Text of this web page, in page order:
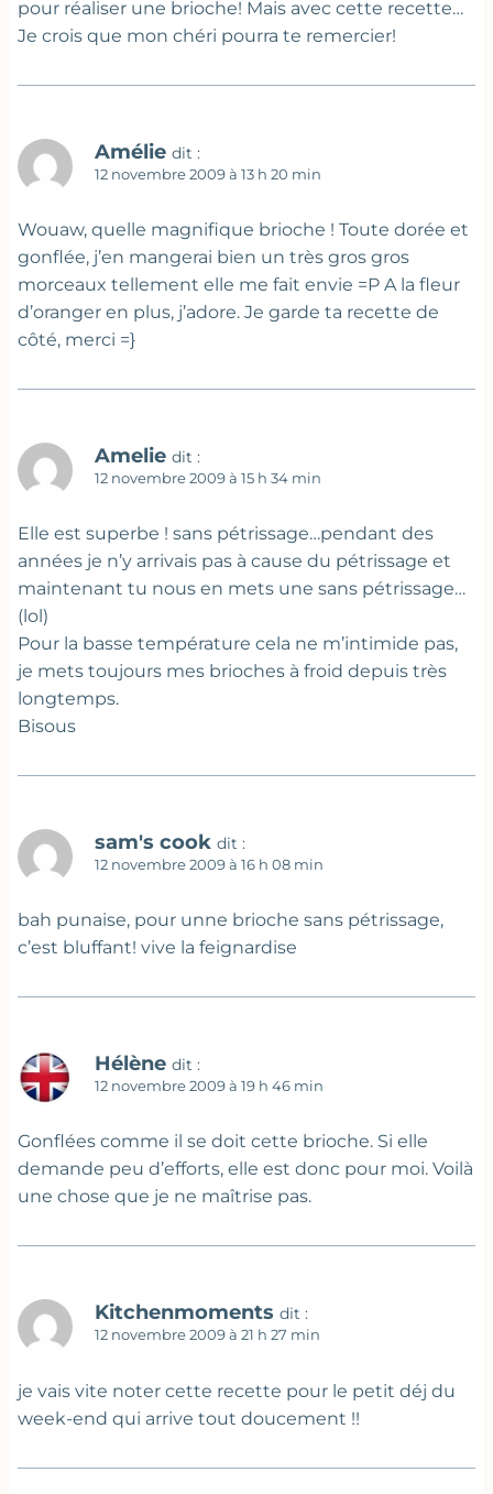
pour réaliser une brioche! Mais avec cette recette…
Je crois que mon chéri pourra te remercier!
Amélie dit :
12 novembre 2009 à 13 h 20 min
Wouaw, quelle magnifique brioche ! Toute dorée et
gonflée, j’en mangerai bien un très gros gros
morceaux tellement elle me fait envie =P A la fleur
d’oranger en plus, j’adore. Je garde ta recette de
côté, merci =}
Amelie dit :
12 novembre 2009 à 15 h 34 min
Elle est superbe ! sans pétrissage…pendant des
années je n’y arrivais pas à cause du pétrissage et
maintenant tu nous en mets une sans pétrissage…
(lol)
Pour la basse température cela ne m’intimide pas,
je mets toujours mes brioches à froid depuis très
longtemps.
Bisous
sam's cook dit :
12 novembre 2009 à 16 h 08 min
bah punaise, pour unne brioche sans pétrissage,
c’est bluffant! vive la feignardise
Hélène dit :
12 novembre 2009 à 19 h 46 min
Gonflées comme il se doit cette brioche. Si elle
demande peu d’efforts, elle est donc pour moi. Voilà
une chose que je ne maîtrise pas.
Kitchenmoments dit :
12 novembre 2009 à 21 h 27 min
je vais vite noter cette recette pour le petit déj du
week-end qui arrive tout doucement !!